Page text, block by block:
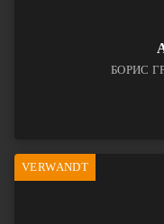
БОРИС
VERWANDT